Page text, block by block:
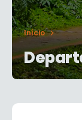
Início